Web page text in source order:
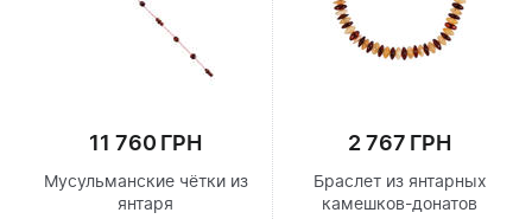
11 760 ГРН
Мусульманские чётки из
янтаря
2 767 ГРН
Браслет из янтарных
камешков-донатов